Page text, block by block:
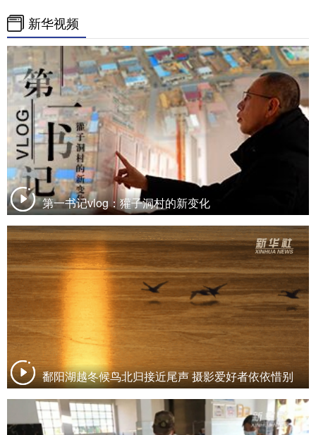
新华视频
第一书记vlog：獾子洞村的新变化
鄱阳湖越冬候鸟北归接近尾声 摄影爱好者依依惜别